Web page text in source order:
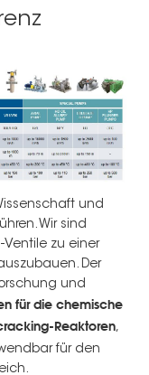
und
Wir sind
Ventile zu einer
Der
und
für die chemische
Reaktoren,
für den